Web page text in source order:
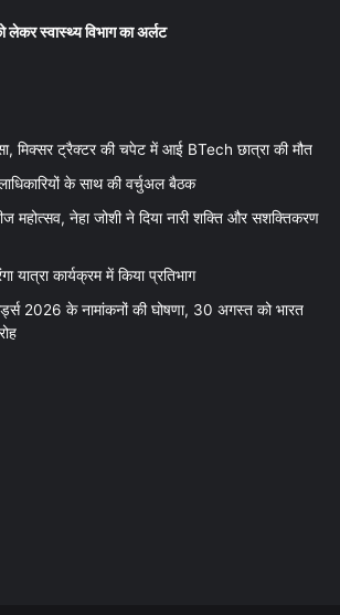
स्वास्थ्य विभाग का अर्लट
मिक्सर ट्रैक्टर की चपेट में आई BTech छात्रा की मौत
के साथ की वर्चुअल बैठक
महोत्सव, नेहा जोशी ने दिया नारी शक्ति और सशक्तिकरण
यात्रा कार्यक्रम में किया प्रतिभाग
2026 के नामांकनों की घोषणा, 30 अगस्त को भारत